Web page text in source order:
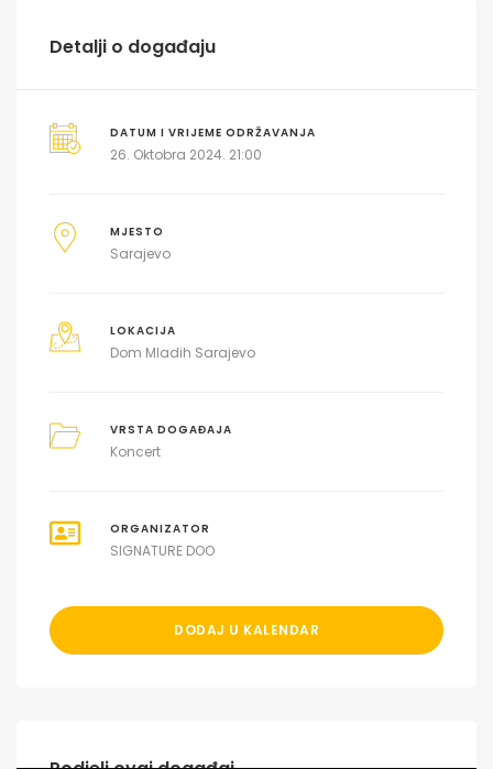
Detalji o događaju
DATUM I VRIJEME ODRŽAVANJA
26. Oktobra 2024. 21:00
MJESTO
Sarajevo
LOKACIJA
Dom Mladih Sarajevo
VRSTA DOGAĐAJA
Koncert
ORGANIZATOR
SIGNATURE DOO
DODAJ U KALENDAR